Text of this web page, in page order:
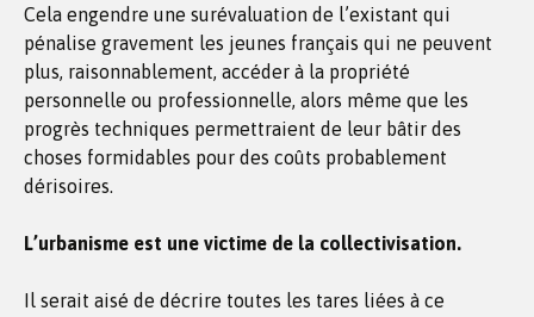
Cela engendre une surévaluation de l’existant qui
pénalise gravement les jeunes français qui ne peuvent
plus, raisonnablement, accéder à la propriété
personnelle ou professionnelle, alors même que les
progrès techniques permettraient de leur bâtir des
choses formidables pour des coûts probablement
dérisoires.
L’urbanisme est une victime de la collectivisation.
Il serait aisé de décrire toutes les tares liées à ce